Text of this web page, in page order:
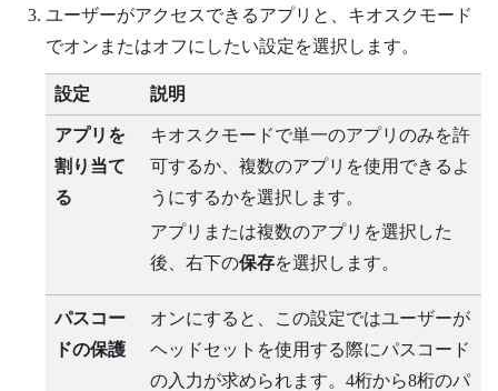
ユーザーがアクセスできるアプリと、キオスクモード
でオンまたはオフにしたい設定を選択します。
設定 説明
アプリを
割り当て
る
キオスクモードで単一のアプリのみを許
可するか、複数のアプリを使用できるよ
うにするかを選択します。
アプリまたは複数のアプリを選択した
後、右下の保存を選択します。
パスコー
ドの保護
オンにすると、この設定ではユーザーが
ヘッドセットを使用する際にパスコード
の入力が求められます。4桁から8桁のパ